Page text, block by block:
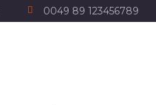
0049 89 123456789